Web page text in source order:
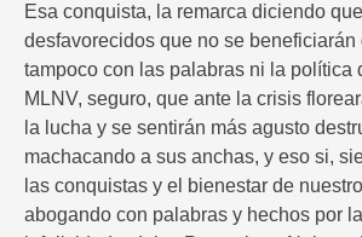
Esa conquista, la remarca diciendo
desfavorecidos que no se beneficiarán
tampoco con las palabras ni la política
MLNV, seguro, que ante la crisis
la lucha y se sentirán más agusto
machacando a sus anchas, y eso si,
las conquistas y el bienestar de
abogando con palabras y hechos por